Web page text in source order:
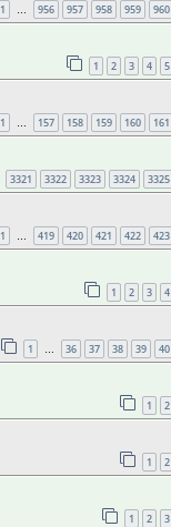
1 … 956 957 958 959 960
1 2 3 4 5
1 … 157 158 159 160 161
3321 3322 3323 3324 3325
1 … 419 420 421 422 423
1 2 3 4
1 … 36 37 38 39 40
1 2
1 2
1 2 3